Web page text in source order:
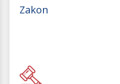
Zakon